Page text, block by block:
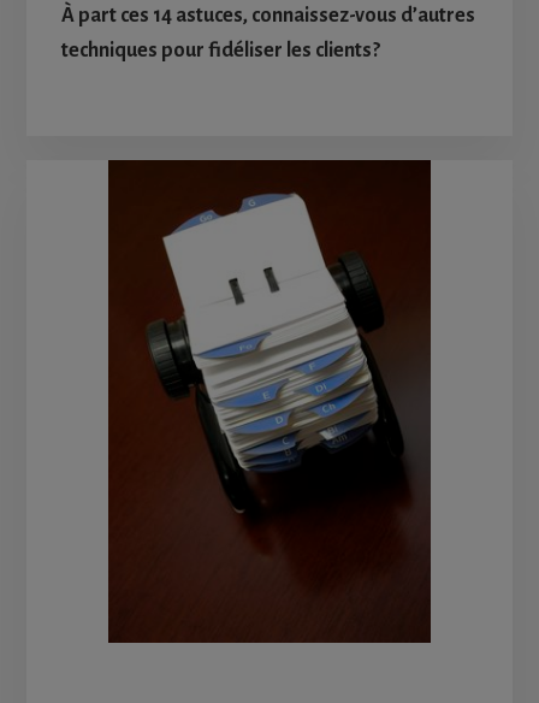
À part ces 14 astuces, connaissez-vous d’autres
techniques pour fidéliser les clients?